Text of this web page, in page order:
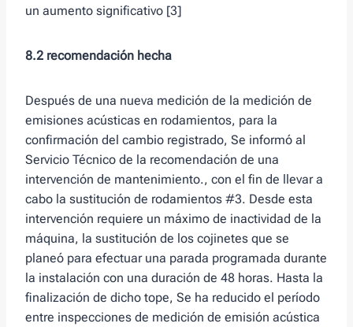
un aumento significativo [3]
8.2 recomendación hecha
Después de una nueva medición de la medición de
emisiones acústicas en rodamientos, para la
confirmación del cambio registrado, Se informó al
Servicio Técnico de la recomendación de una
intervención de mantenimiento., con el fin de llevar a
cabo la sustitución de rodamientos #3. Desde esta
intervención requiere un máximo de inactividad de la
máquina, la sustitución de los cojinetes que se
planeó para efectuar una parada programada durante
la instalación con una duración de 48 horas. Hasta la
finalización de dicho tope, Se ha reducido el período
entre inspecciones de medición de emisión acústica